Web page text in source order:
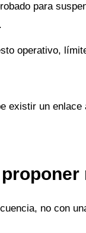
para
operativo,
existir un
no con